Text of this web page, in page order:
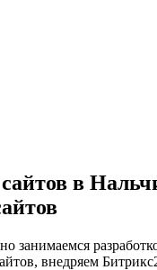
в
занимаемся
внедряем